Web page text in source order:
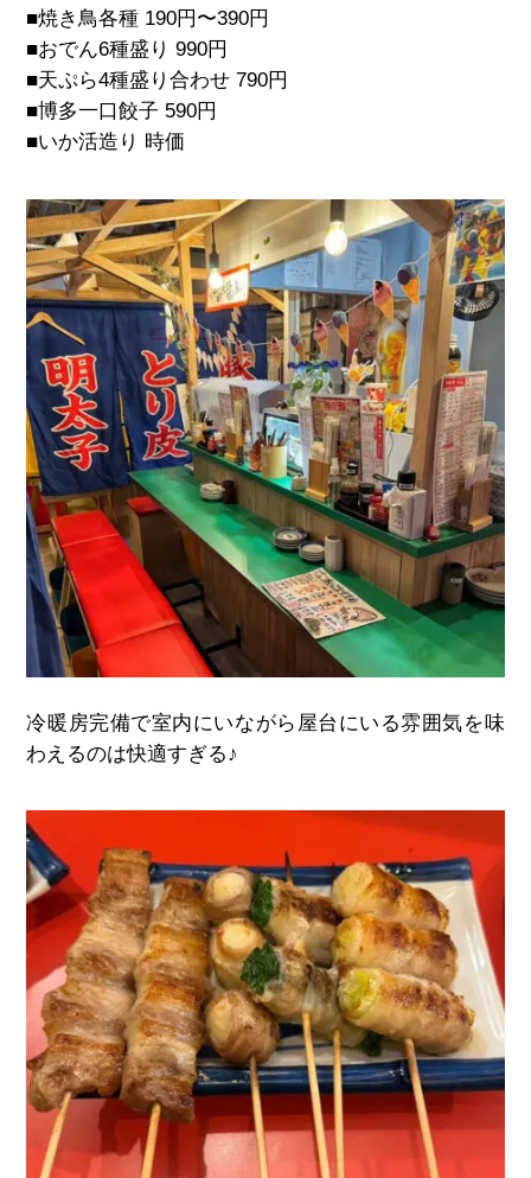
■焼き鳥各種 190円〜390円
■おでん6種盛り 990円
■天ぷら4種盛り合わせ 790円
■博多一口餃子 590円
■いか活造り 時価
冷暖房完備で室内にいながら屋台にいる雰囲気を味
わえるのは快適すぎる♪